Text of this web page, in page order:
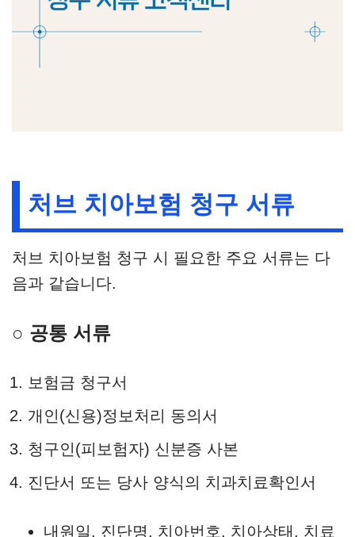
처브 치아보험 청구 서류
처브 치아보험 청구 시 필요한 주요 서류는 다
음과 같습니다.
○ 공통 서류
보험금 청구서
개인(신용)정보처리 동의서
청구인(피보험자) 신분증 사본
진단서 또는 당사 양식의 치과치료확인서
내원일, 진단명, 치아번호, 치아상태, 치료